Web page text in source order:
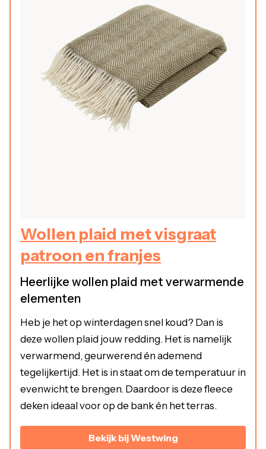
Wollen plaid met visgraat
patroon en franjes
Heerlijke wollen plaid met verwarmende
elementen
Heb je het op winterdagen snel koud? Dan is
deze wollen plaid jouw redding. Het is namelijk
verwarmend, geurwerend én ademend
tegelijkertijd. Het is in staat om de temperatuur in
evenwicht te brengen. Daardoor is deze fleece
deken ideaal voor op de bank én het terras.
Bekijk bij Westwing